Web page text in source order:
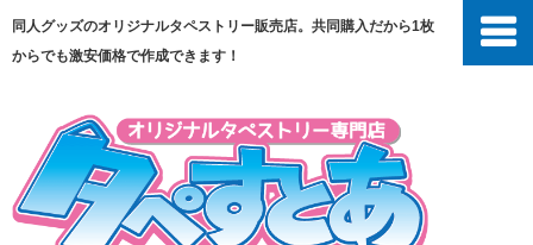
同人グッズのオリジナルタペストリー販売店。共同購入だから1枚
からでも激安価格で作成できます！